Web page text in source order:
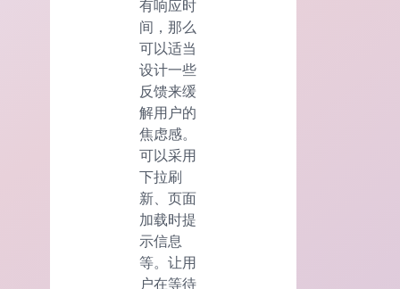
有响应时
间，那么
可以适当
设计一些
反馈来缓
解用户的
焦虑感。
可以采用
下拉刷
新、页面
加载时提
示信息
等。让用
户在等待